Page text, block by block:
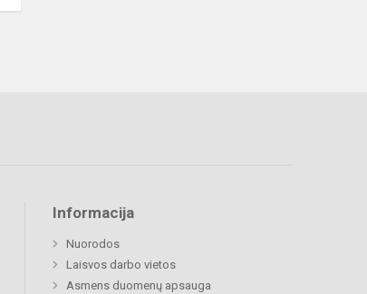
Informacija
Nuorodos
Laisvos darbo vietos
Asmens duomenų apsauga